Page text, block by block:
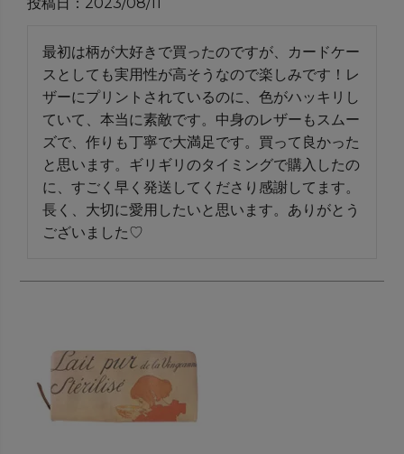
投稿日
2023/08/11
最初は柄が大好きで買ったのですが、カードケー
スとしても実用性が高そうなので楽しみです！レ
ザーにプリントされているのに、色がハッキリし
ていて、本当に素敵です。中身のレザーもスムー
ズで、作りも丁寧で大満足です。買って良かった
と思います。ギリギリのタイミングで購入したの
に、すごく早く発送してくださり感謝してます。
長く、大切に愛用したいと思います。ありがとう
ございました♡